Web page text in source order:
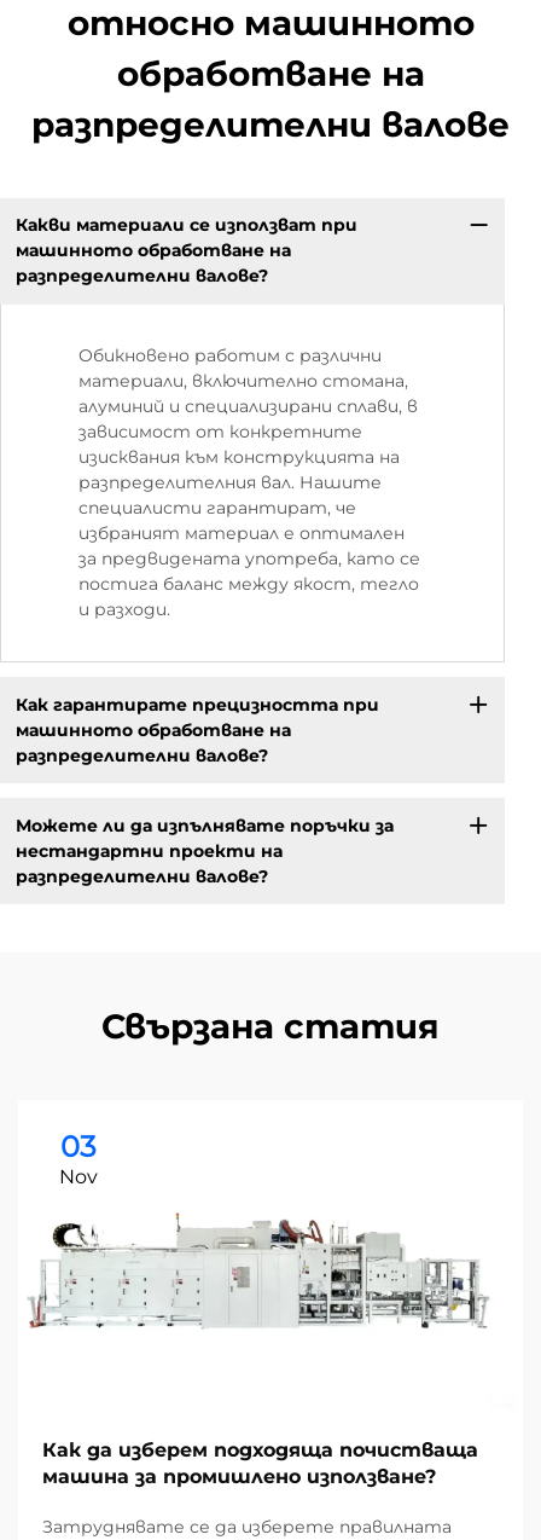
относно машинното
обработване на
разпределителни валове
Какви материали се използват при
машинното обработване на
разпределителни валове?
Обикновено работим с различни
материали, включително стомана,
алуминий и специализирани сплави, в
зависимост от конкретните
изисквания към конструкцията на
разпределителния вал. Нашите
специалисти гарантират, че
избраният материал е оптимален
за предвидената употреба, като се
постига баланс между якост, тегло
и разходи.
Как гарантирате прецизността при
машинното обработване на
разпределителни валове?
Можете ли да изпълнявате поръчки за
нестандартни проекти на
разпределителни валове?
Свързана статия
03
Nov
Как да изберем подходяща почистваща
машина за промишлено използване?
Затруднявате се да изберете правилната